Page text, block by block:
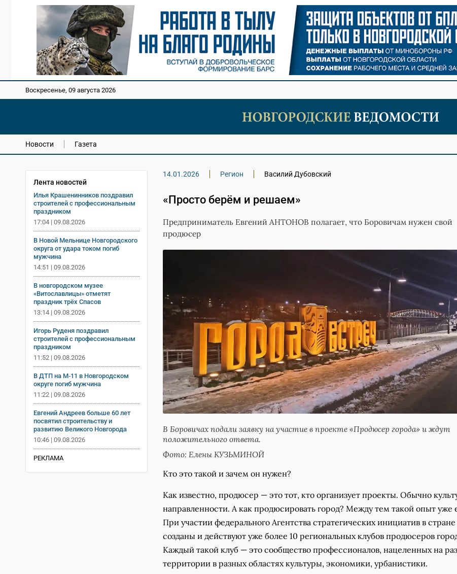
Воскресенье, 09 августа 2026
Новости Газета
Лента новостей
Илья Крашенинников поздравил
строителей с профессиональным
праздником
17:04 | 09.08.2026
В Новой Мельнице Новгородского
округа от удара током погиб
мужчина
14:51 | 09.08.2026
В новгородском музее
«Витославлицы» отметят
праздник трёх Спасов
13:14 | 09.08.2026
Игорь Руденя поздравил
строителей с профессиональным
праздником
11:52 | 09.08.2026
В ДТП на М‑11 в Новгородском
округе погиб мужчина
11:22 | 09.08.2026
Евгений Андреев больше 60 лет
посвятил строительству и
развитию Великого Новгорода
10:46 | 09.08.2026
РЕКЛАМА
14.01.2026 Регион Василий Дубовский
«Просто берём и решаем»
Предприниматель Евгений АНТОНОВ полагает, что Боровичам нужен свой
продюсер
В Боровичах подали заявку на участие в проекте «Продюсер города» и ждут
положительного ответа.
Фото: Елены КУЗЬМИНОЙ
Кто это такой и зачем он нужен?
Как известно, продюсер — это тот, кто организует проекты. Обычно
направленности. А как продюсировать город? Между тем такой опыт уже
При участии федерального Агентства стратегических инициатив в стране
созданы и действуют уже более 10 региональных клубов продюсеров
Каждый такой клуб — это сообщество профессионалов, нацеленных на
территории в разных областях культуры, экономики, урбанистики.